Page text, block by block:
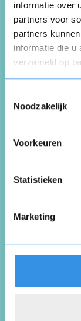
informatie over
partners voor
partners
informatie die u
verzameld op
Noodzakelijk
Voorkeuren
Statistieken
Marketing